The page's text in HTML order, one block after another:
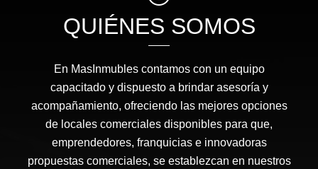
QUIÉNES SOMOS
En MasInmubles contamos con un equipo
capacitado y dispuesto a brindar asesoría y
acompañamiento, ofreciendo las mejores opciones
de locales comerciales disponibles para que,
emprendedores, franquicias e innovadoras
propuestas comerciales, se establezcan en nuestros